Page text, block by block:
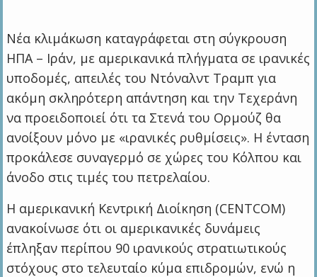
Νέα κλιμάκωση καταγράφεται στη σύγκρουση
ΗΠΑ – Ιράν, με αμερικανικά πλήγματα σε ιρανικές
υποδομές, απειλές του Ντόναλντ Τραμπ για
ακόμη σκληρότερη απάντηση και την Τεχεράνη
να προειδοποιεί ότι τα Στενά του Ορμούζ θα
ανοίξουν μόνο με «ιρανικές ρυθμίσεις». Η ένταση
προκάλεσε συναγερμό σε χώρες του Κόλπου και
άνοδο στις τιμές του πετρελαίου.
H αμερικανική Κεντρική Διοίκηση (CENTCOM)
ανακοίνωσε ότι οι αμερικανικές δυνάμεις
έπληξαν περίπου 90 ιρανικούς στρατιωτικούς
στόχους στο τελευταίο κύμα επιδρομών, ενώ η